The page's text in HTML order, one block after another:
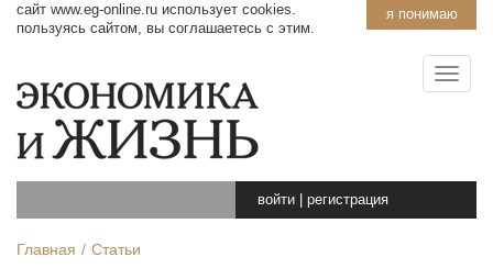
я понимаю
сайт www.eg-online.ru использует cookies.
пользуясь сайтом, вы соглашаетесь с этим.
войти регистрация
Главная Статьи